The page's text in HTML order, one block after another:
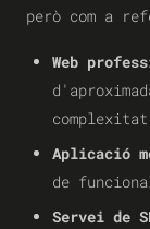
però com a
Web
Aplicació
de
Servei de